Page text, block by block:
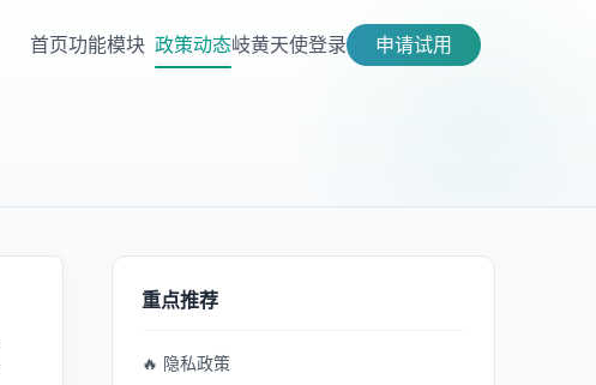
首页功能模块 政策动态岐黄天使登录 申请试用
重点推荐
🔥 隐私政策